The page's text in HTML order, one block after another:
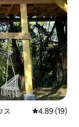
ス レビュー19
4.89 (19)